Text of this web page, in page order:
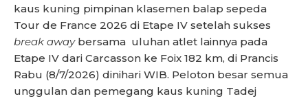
kaus kuning pimpinan klasemen balap sepeda
Tour de France 2026 di Etape IV setelah sukses
break away bersama uluhan atlet lainnya pada
Etape IV dari Carcasson ke Foix 182 km, di Prancis
Rabu (8/7/2026) dinihari WIB. Peloton besar semua
unggulan dan pemegang kaus kuning Tadej